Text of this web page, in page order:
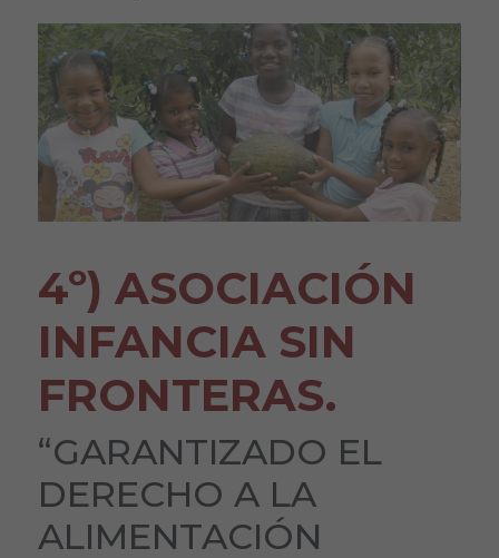
4º) ASOCIACIÓN
INFANCIA SIN
FRONTERAS.
“GARANTIZADO EL
DERECHO A LA
ALIMENTACIÓN